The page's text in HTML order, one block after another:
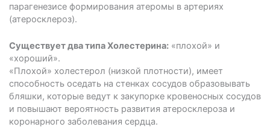
парагенезисе формирования атеромы в артериях
(атеросклероз).
Существует два типа Холестерина:«плохой» и
«хороший».
«Плохой» холестерол (низкой плотности), имеет
способность оседать на стенках сосудов образовывать
бляшки, которые ведут к закупорке кровеносных сосудов
и повышают вероятность развития атеросклероза и
коронарного заболевания сердца.